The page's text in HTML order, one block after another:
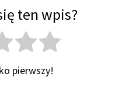
ten wpis?
pierwszy!